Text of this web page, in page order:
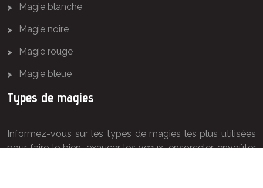
Magie blanche
Magie noire
Magie rouge
Magie bleue
Types de magies
Informez-vous sur les types de magies les plus utilisées
pour faire le bien, exaucer les vœux, ensorceler, envoûter